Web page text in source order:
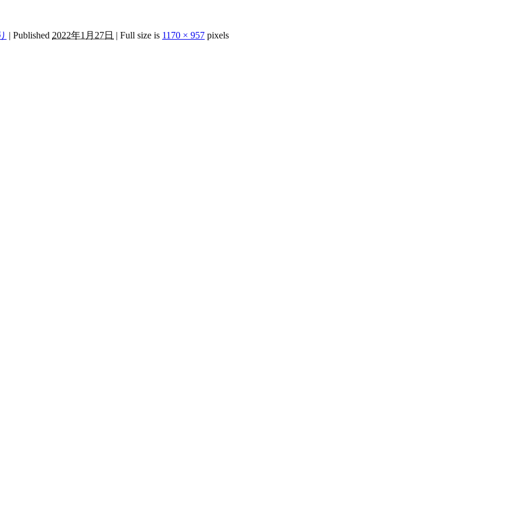
| Published 2022年1月27日 | Full size is 1170 × 957 pixels